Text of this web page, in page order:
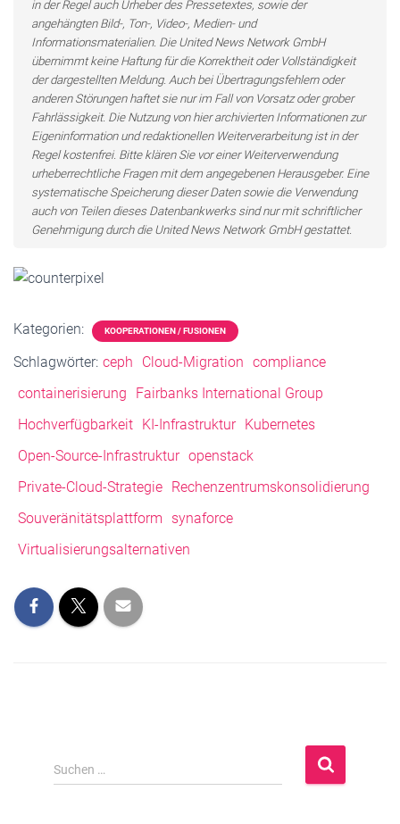
in der Regel auch Urheber des Pressetextes, sowie der
angehängten Bild-, Ton-, Video-, Medien- und
Informationsmaterialien. Die United News Network GmbH
übernimmt keine Haftung für die Korrektheit oder Vollständigkeit
der dargestellten Meldung. Auch bei Übertragungsfehlern oder
anderen Störungen haftet sie nur im Fall von Vorsatz oder grober
Fahrlässigkeit. Die Nutzung von hier archivierten Informationen zur
Eigeninformation und redaktionellen Weiterverarbeitung ist in der
Regel kostenfrei. Bitte klären Sie vor einer Weiterverwendung
urheberrechtliche Fragen mit dem angegebenen Herausgeber. Eine
systematische Speicherung dieser Daten sowie die Verwendung
auch von Teilen dieses Datenbankwerks sind nur mit schriftlicher
Genehmigung durch die United News Network GmbH gestattet.
Kategorien: KOOPERATIONEN / FUSIONEN
Schlagwörter: ceph Cloud-Migration compliance
containerisierung
Fairbanks International Group
Hochverfügbarkeit
KI-Infrastruktur
Kubernetes
Open-Source-Infrastruktur openstack
Private-Cloud-Strategie
Rechenzentrumskonsolidierung
Souveränitätsplattform
synaforce
Virtualisierungsalternativen
S
u
Suchen …